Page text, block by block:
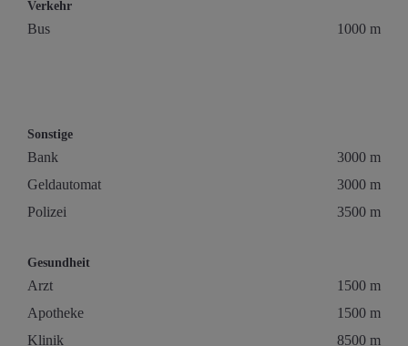
Verkehr
Bus 1000 m
Sonstige
Bank
3000 m
Geldautomat
3000 m
Polizei
3500 m
Gesundheit
Arzt
1500 m
Apotheke
1500 m
Klinik
8500 m